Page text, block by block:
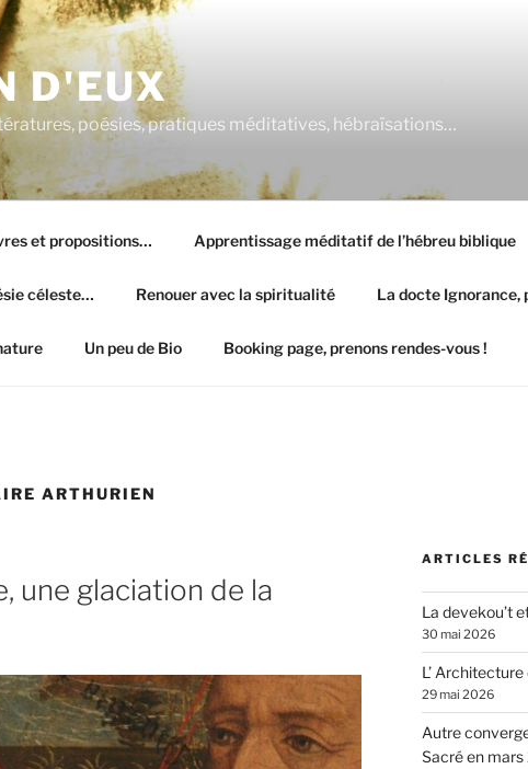
D'EUX
poésies, pratiques méditatives, hébraïsations…
et propositions… Apprentissage méditatif de l’hébreu biblique
céleste… Renouer avec la spiritualité La docte Ignorance,
Un peu de Bio Booking page, prenons rendes-vous !
ARTHURIEN
une glaciation de la
ARTICLES
La devekou’t
30 mai 2026
L’
29 mai 2026
Autre
Sacré en